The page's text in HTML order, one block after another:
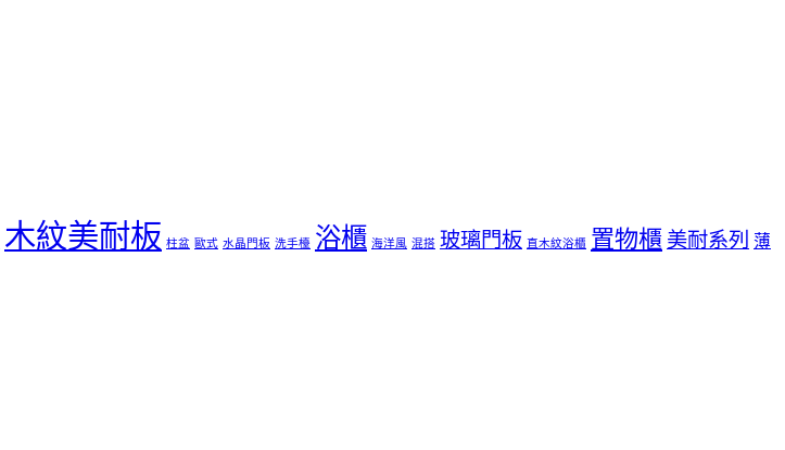
木紋美耐板 柱盆 歐式 水晶門板 洗手檯 浴櫃 海洋風 混搭 玻璃門板 直木紋浴櫃 置物櫃 美耐系列 薄